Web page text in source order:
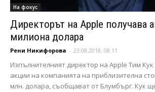
На фокус
Директорът на Apple получава
милиона долара
Рени Никифорова - 23.08.2018, 08:11
Изпълнителният директор на Apple Тим
акции на компанията на приблизителна
млн. долара, съобщават от Блумбърг. Кук